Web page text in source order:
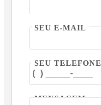
SEU E-MAIL
SEU TELEFONE
MENSAGEM